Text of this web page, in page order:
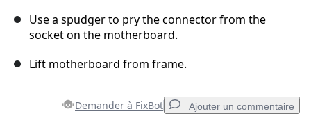
Use a spudger to pry the connector from the
socket on the motherboard.
Lift motherboard from frame.
Demander à FixBot Ajouter un commentaire